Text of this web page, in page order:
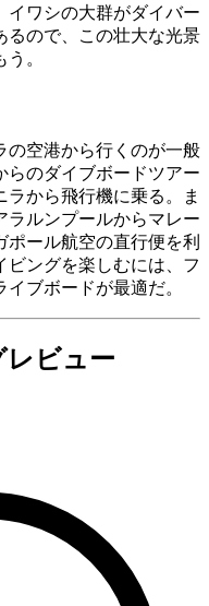
イワシの大群がダイバー
るので、この壮大な光景
。
の空港から行くのが一般
らのダイブボードツアー
ラから飛行機に乗る。ま
ラルンプールからマレー
ール航空の直行便を利
ビングを楽しむには、フ
ブボードが最適だ。
ビュー